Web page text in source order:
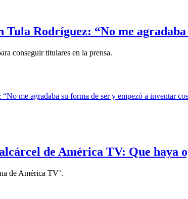
Rodríguez: “No me agradaba
conseguir titulares en la prensa.
de América TV: Que haya
de América TV’.